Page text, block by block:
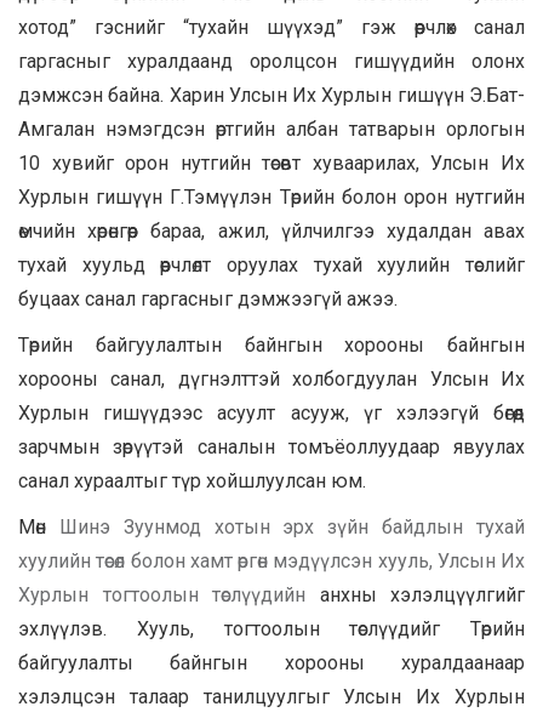
хотод” гэснийг “тухайн шүүхэд” гэж өөрчлөх санал
гаргасныг хуралдаанд оролцсон гишүүдийн олонх
дэмжсэн байна. Харин Улсын Их Хурлын гишүүн Э.Бат-
Амгалан нэмэгдсэн өртгийн албан татварын орлогын
10 хувийг орон нутгийн төсөвт хуваарилах, Улсын Их
Хурлын гишүүн Г.Тэмүүлэн Төрийн болон орон нутгийн
өмчийн хөрөнгөөр бараа, ажил, үйлчилгээ худалдан авах
тухай хуульд өөрчлөлт оруулах тухай хуулийн төслийг
буцаах санал гаргасныг дэмжээгүй ажээ.
Төрийн байгуулалтын байнгын хорооны байнгын
хорооны санал, дүгнэлттэй холбогдуулан Улсын Их
Хурлын гишүүдээс асуулт асууж, үг хэлээгүй бөгөөд
зарчмын зөрүүтэй саналын томъёоллуудаар явуулах
санал хураалтыг түр хойшлуулсан юм.
Мөн
Шинэ Зуунмод хотын эрх зүйн байдлын тухай
хуулийн төсөл болон хамт өргөн мэдүүлсэн хууль, Улсын Их
Хурлын тогтоолын төслүүдийн анхны хэлэлцүүлгийг
эхлүүлэв. Хууль, тогтоолын төслүүдийг Төрийн
байгуулалты байнгын хорооны хуралдаанаар
хэлэлцсэн талаар танилцуулгыг Улсын Их Хурлын